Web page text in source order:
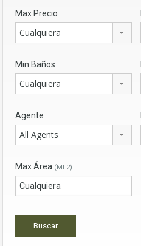
Max Precio
Cualquiera
Min Baños
Cualquiera
Agente
All Agents
Max Área (Mt 2)